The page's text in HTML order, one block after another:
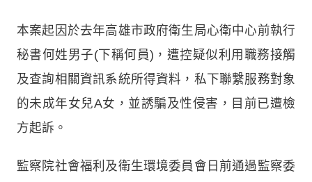
本案起因於去年高雄市政府衛生局心衛中心前執行
秘書何姓男子(下稱何員)，遭控疑似利用職務接觸
及查詢相關資訊系統所得資料，私下聯繫服務對象
的未成年女兒A女，並誘騙及性侵害，目前已遭檢
方起訴。
監察院社會福利及衛生環境委員會日前通過監察委